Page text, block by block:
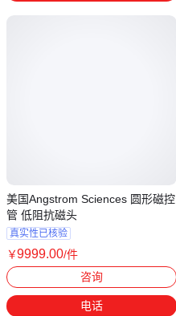
美国Angstrom Sciences 圆形磁控
管 低阻抗磁头
真实性已核验
￥9999.00/件
上海
咨询
电话